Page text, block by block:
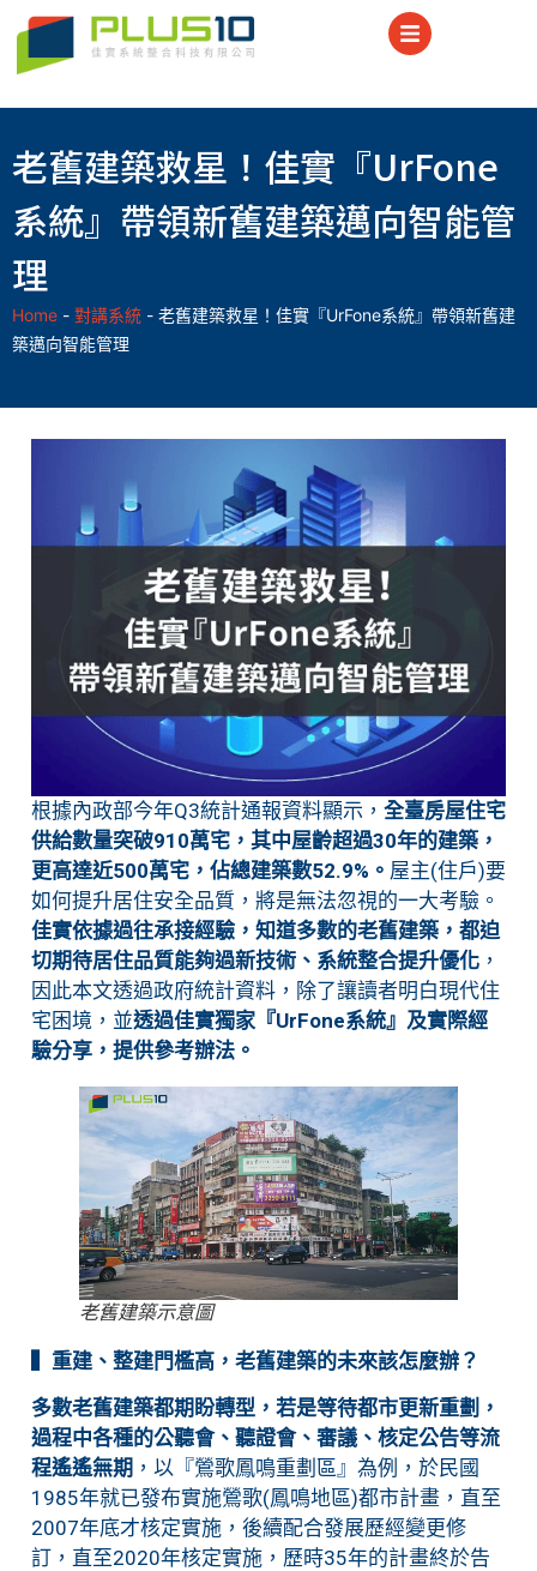
老舊建築救星！佳實『UrFone
系統』帶領新舊建築邁向智能管
理
Home - 對講系統 - 老舊建築救星！佳實『UrFone系統』帶領新舊建
築邁向智能管理
根據內政部今年Q3統計通報資料顯示， 全臺房屋住宅
供給數量突破910萬宅，其中屋齡超過30年的建築，
更高達近500萬宅，佔總建築數52.9%。 屋主(住戶)要
如何提升居住安全品質，將是無法忽視的一大考驗。
佳實依據過往承接經驗，知道多數的老舊建築，都迫
切期待居住品質能夠過新技術、系統整合提升優化 ，
因此本文透過政府統計資料，除了讓讀者明白現代住
宅困境，並透過佳實獨家『UrFone系統』及實際經
驗分享，提供參考辦法。
老舊建築示意圖
▍重建、整建門檻高，老舊建築的未來該怎麼辦？
多數老舊建築都期盼轉型，若是等待都市更新重劃，
過程中各種的公聽會、聽證會、審議、核定公告等流
程遙遙無期 ，以『鶯歌鳳鳴重劃區』為例，於民國
1985年就已發布實施鶯歌(鳳鳴地區)都市計畫，直至
2007年底才核定實施，後續配合發展歷經變更修
訂，直至2020年核定實施，歷時35年的計畫終於告